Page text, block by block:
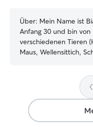
Über: Mein Name ist
Anfang 30 und bin von
verschiedenen Tieren
Maus, Wellensittich,
Doberman,
und Dackel im Laufe
Jugend hatten :) ich
Jahren in Neuburg
eine 15 Jahre Katze